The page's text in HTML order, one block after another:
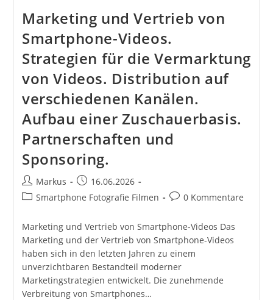
Marketing und Vertrieb von
Smartphone-Videos.
Strategien für die Vermarktung
von Videos. Distribution auf
verschiedenen Kanälen.
Aufbau einer Zuschauerbasis.
Partnerschaften und
Sponsoring.
Beitrags-
Autor:
Markus
Beitrag
veröffentlicht:
16.06.2026
Beitrags-
Smartphone Fotografie Filmen
Beitrags-
0 Kommentare
Marketing und Vertrieb von Smartphone-Videos Das
Marketing und der Vertrieb von Smartphone-Videos
haben sich in den letzten Jahren zu einem
unverzichtbaren Bestandteil moderner
Marketingstrategien entwickelt. Die zunehmende
Verbreitung von Smartphones…